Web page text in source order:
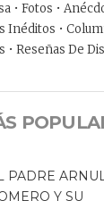
• Fotos •
Inéditos •
Reseñas De
PADRE
Y SU